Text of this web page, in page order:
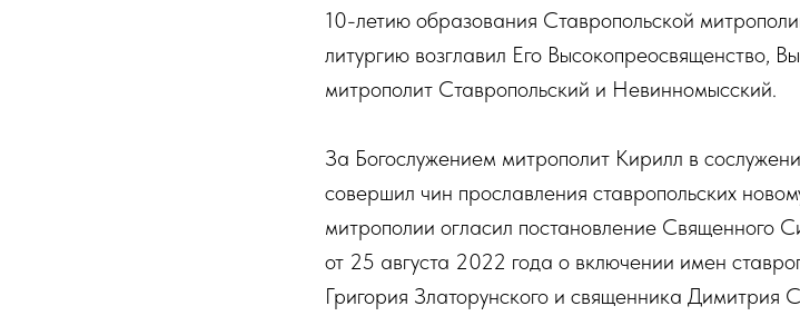
10-летию образования Ставропольской
литургию возглавил Его Высокопреосвященство,
митрополит Ставропольский и Невинномысский.
За Богослужением митрополит Кирилл в
совершил чин прославления ставропольских
митрополии огласил постановление Священного
от 25 августа 2022 года о включении имен
Григория Златорунского и священника